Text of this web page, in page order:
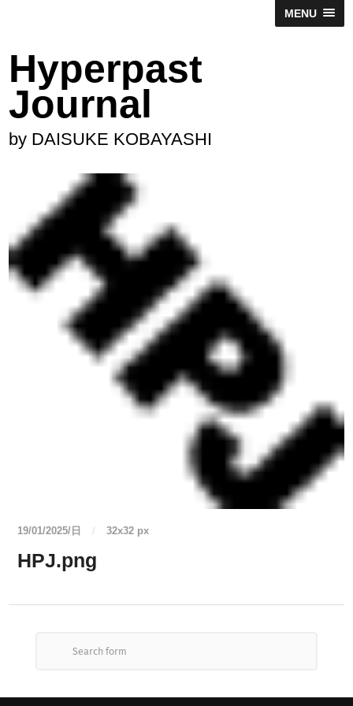
MENU
Hyperpast
Journal
by DAISUKE KOBAYASHI
19/01/2025/日 / 32x32 px
HPJ.png